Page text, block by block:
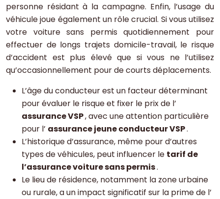
personne résidant à la campagne. Enfin, l’usage du
véhicule joue également un rôle crucial. Si vous utilisez
votre voiture sans permis quotidiennement pour
effectuer de longs trajets domicile-travail, le risque
d’accident est plus élevé que si vous ne l’utilisez
qu’occasionnellement pour de courts déplacements.
L’âge du conducteur est un facteur déterminant
pour évaluer le risque et fixer le prix de l’
assurance VSP, avec une attention particulière
pour l’ assurance jeune conducteur VSP.
L’historique d’assurance, même pour d’autres
types de véhicules, peut influencer le tarif de
l’assurance voiture sans permis.
Le lieu de résidence, notamment la zone urbaine
ou rurale, a un impact significatif sur la prime de l’